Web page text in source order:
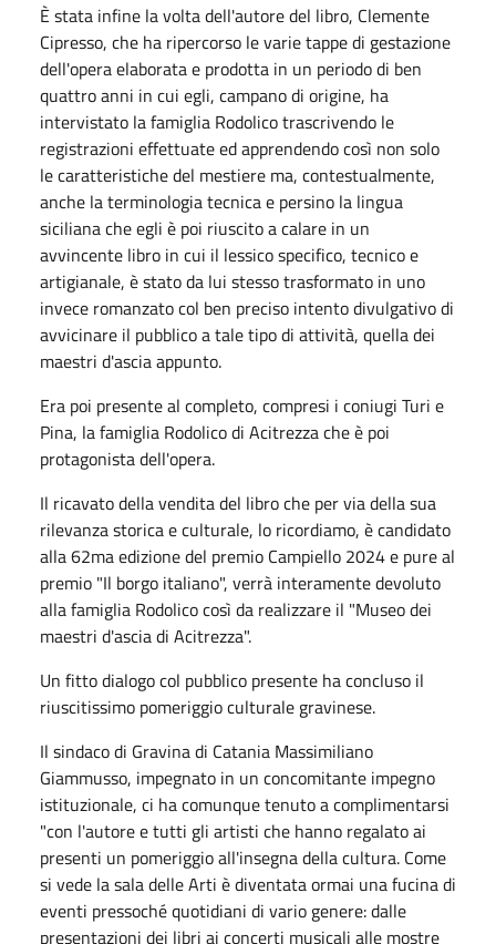
È stata infine la volta dell'autore del libro, Clemente
Cipresso, che ha ripercorso le varie tappe di gestazione
dell'opera elaborata e prodotta in un periodo di ben
quattro anni in cui egli, campano di origine, ha
intervistato la famiglia Rodolico trascrivendo le
registrazioni effettuate ed apprendendo così non solo
le caratteristiche del mestiere ma, contestualmente,
anche la terminologia tecnica e persino la lingua
siciliana che egli è poi riuscito a calare in un
avvincente libro in cui il lessico specifico, tecnico e
artigianale, è stato da lui stesso trasformato in uno
invece romanzato col ben preciso intento divulgativo di
avvicinare il pubblico a tale tipo di attività, quella dei
maestri d'ascia appunto.
Era poi presente al completo, compresi i coniugi Turi e
Pina, la famiglia Rodolico di Acitrezza che è poi
protagonista dell'opera.
Il ricavato della vendita del libro che per via della sua
rilevanza storica e culturale, lo ricordiamo, è candidato
alla 62ma edizione del premio Campiello 2024 e pure al
premio "Il borgo italiano", verrà interamente devoluto
alla famiglia Rodolico così da realizzare il "Museo dei
maestri d'ascia di Acitrezza".
Un fitto dialogo col pubblico presente ha concluso il
riuscitissimo pomeriggio culturale gravinese.
Il sindaco di Gravina di Catania Massimiliano
Giammusso, impegnato in un concomitante impegno
istituzionale, ci ha comunque tenuto a complimentarsi
"con l'autore e tutti gli artisti che hanno regalato ai
presenti un pomeriggio all'insegna della cultura. Come
si vede la sala delle Arti è diventata ormai una fucina di
eventi pressoché quotidiani di vario genere: dalle
presentazioni dei libri ai concerti musicali alle mostre